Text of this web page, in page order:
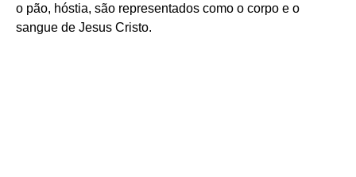
o pão, hóstia, são representados como o corpo e o
sangue de Jesus Cristo.